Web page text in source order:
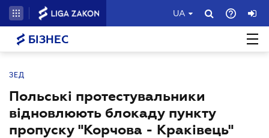
UA
БІЗНЕС
ЗЕД
Польські протестувальники
відновлюють блокаду пункту
пропуску "Корчова - Краківець"